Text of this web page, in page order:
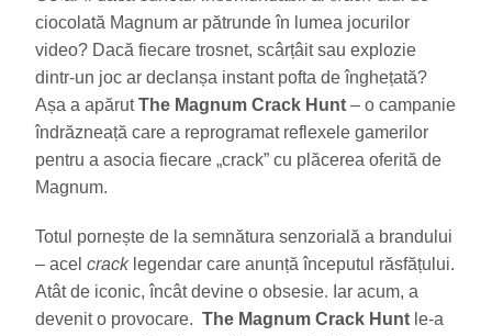
ciocolată Magnum ar pătrunde în lumea jocurilor
video? Dacă fiecare trosnet, scârțâit sau explozie
dintr-un joc ar declanșa instant pofta de înghețată?
Așa a apărutThe Magnum Crack Hunt – o campanie
îndrăzneață care a reprogramat reflexele gamerilor
pentru a asocia fiecare „crack” cu plăcerea oferită de
Magnum.
Totul pornește de la semnătura senzorială a brandului
– acel cracklegendar care anunță începutul răsfățului.
Atât de iconic, încât devine o obsesie. Iar acum, a
devenit o provocare. The Magnum Crack Hunt le-a